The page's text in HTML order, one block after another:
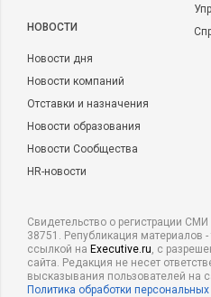
НОВОСТИ
Новости дня
Новости компаний
Отставки и назначения
Новости образования
Новости Сообщества
HR-новости
Свидетельство о регистрации
38751. Републикация материалов -
ссылкой на Executive.ru, с
сайта. Редакция не несет
высказывания пользователей на
Политика обработки